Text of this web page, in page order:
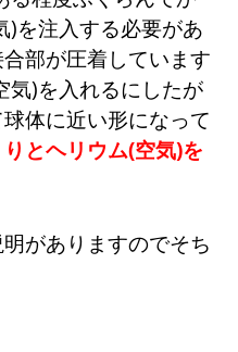
)を注入する必要があ
部が圧着しています
気)を入れるにしたが
体に近い形になって
とヘリウム(空気)を
がありますのでそち